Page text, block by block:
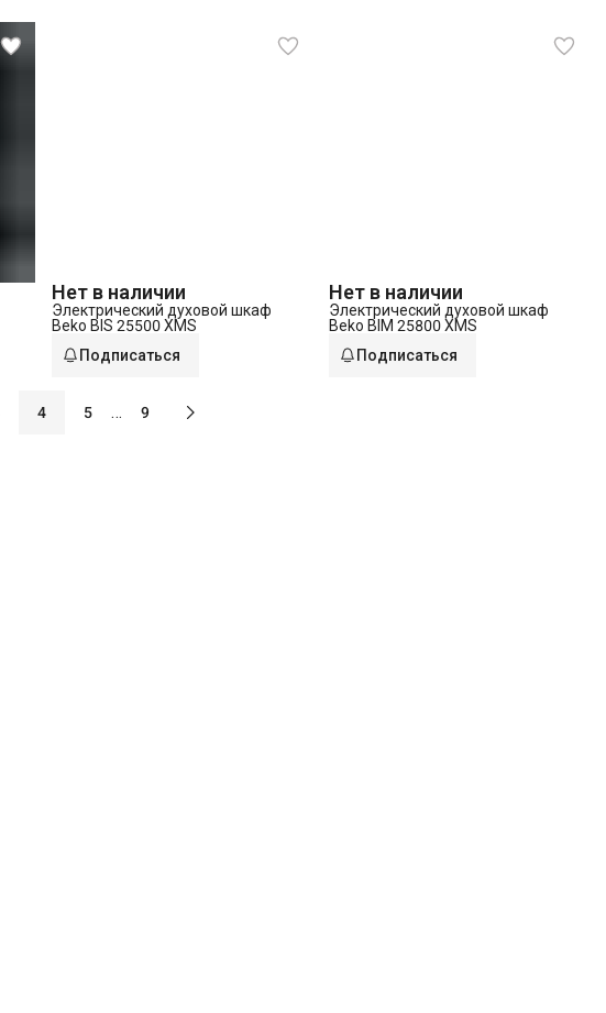
Нет в наличии
Электрический духовой шкаф
Beko BIS 25500 XMS
Подписаться
Нет в наличии
Электрический духовой шкаф
Beko BIM 25800 XMS
Подписаться
4 5 … 9